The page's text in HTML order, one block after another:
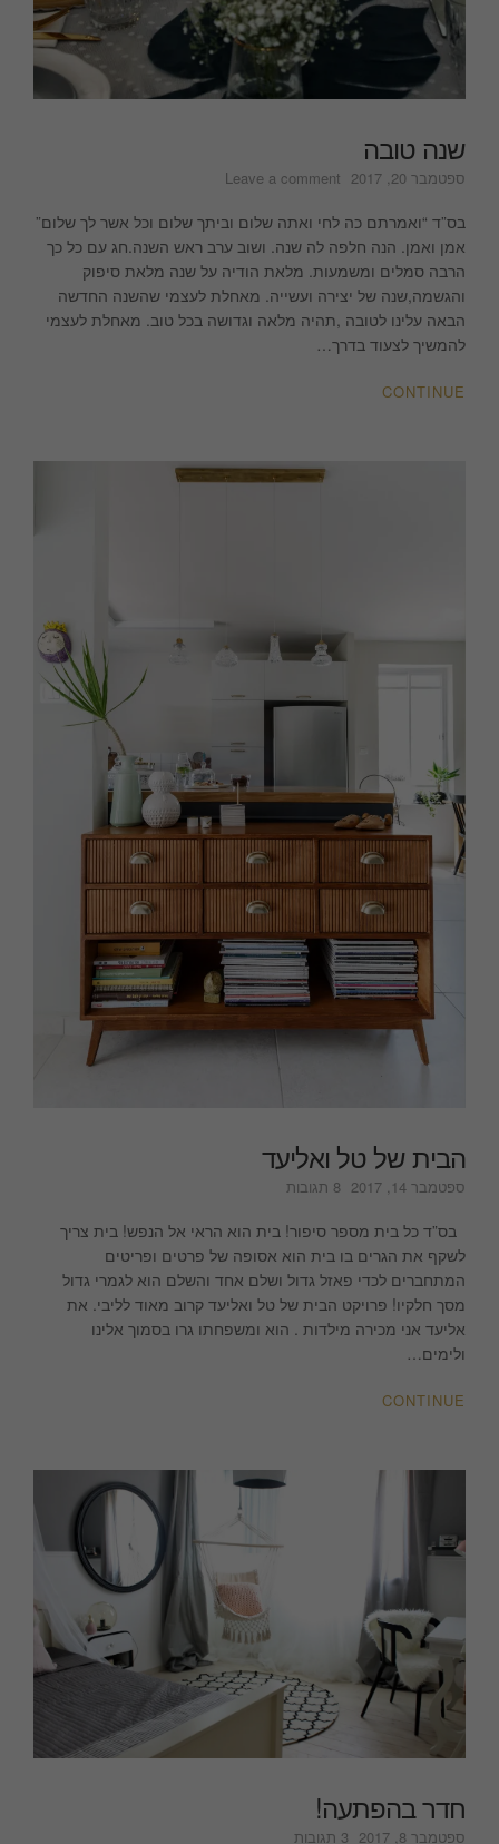
שנה טובה
ספטמבר 20, 2017 Leave a comment
טובה
בס”ד “ואמרתם כה לחי ואתה שלום וביתך שלום וכל אשר לך שלום”
אמן ואמן. הנה חלפה לה שנה. ושוב ערב ראש השנה.חג עם כל כך
הרבה סמלים ומשמעות. מלאת הודיה על שנה מלאת סיפוק
והגשמה,שנה של יצירה ועשייה. מאחלת לעצמי שהשנה החדשה
הבאה עלינו לטובה ,תהיה מלאה וגדושה בכל טוב. מאחלת לעצמי
להמשיך לצעוד בדרך…
CONTINUE
הבית של טל ואליעד
ספטמבר 14, 2017 8 תגובות
של
טל
ואליעד
בס”ד כל בית מספר סיפור! בית הוא הראי אל הנפש! בית צריך
לשקף את הגרים בו בית הוא אסופה של פרטים ופריטים
המתחברים לכדי פאזל גדול ושלם אחד והשלם הוא לגמרי גדול
מסך חלקיו! פרויקט הבית של טל ואליעד קרוב מאוד לליבי. את
אליעד אני מכירה מילדות . הוא ומשפחתו גרו בסמוך אלינו
ולימים…
CONTINUE
חדר בהפתעה!
ספטמבר 8, 2017 3 תגובות